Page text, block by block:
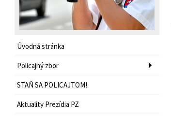
Úvodná stránka
Policajný zbor
STAŇ SA POLICAJTOM!
Aktuality Prezídia PZ